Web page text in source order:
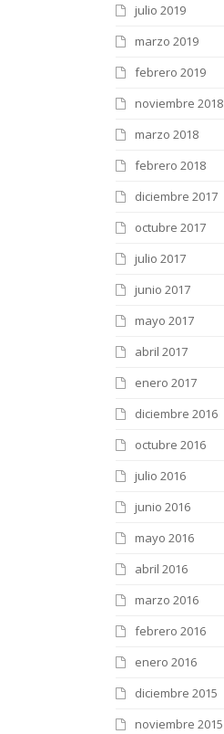
julio 2019
marzo 2019
febrero 2019
noviembre 2018
marzo 2018
febrero 2018
diciembre 2017
octubre 2017
julio 2017
junio 2017
mayo 2017
abril 2017
enero 2017
diciembre 2016
octubre 2016
julio 2016
junio 2016
mayo 2016
abril 2016
marzo 2016
febrero 2016
enero 2016
diciembre 2015
noviembre 2015